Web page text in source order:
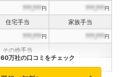
???,???円 ???,???円
住宅手当
家族手当
???,???円 ???,???円
その他手当
万社の口コミをチェック